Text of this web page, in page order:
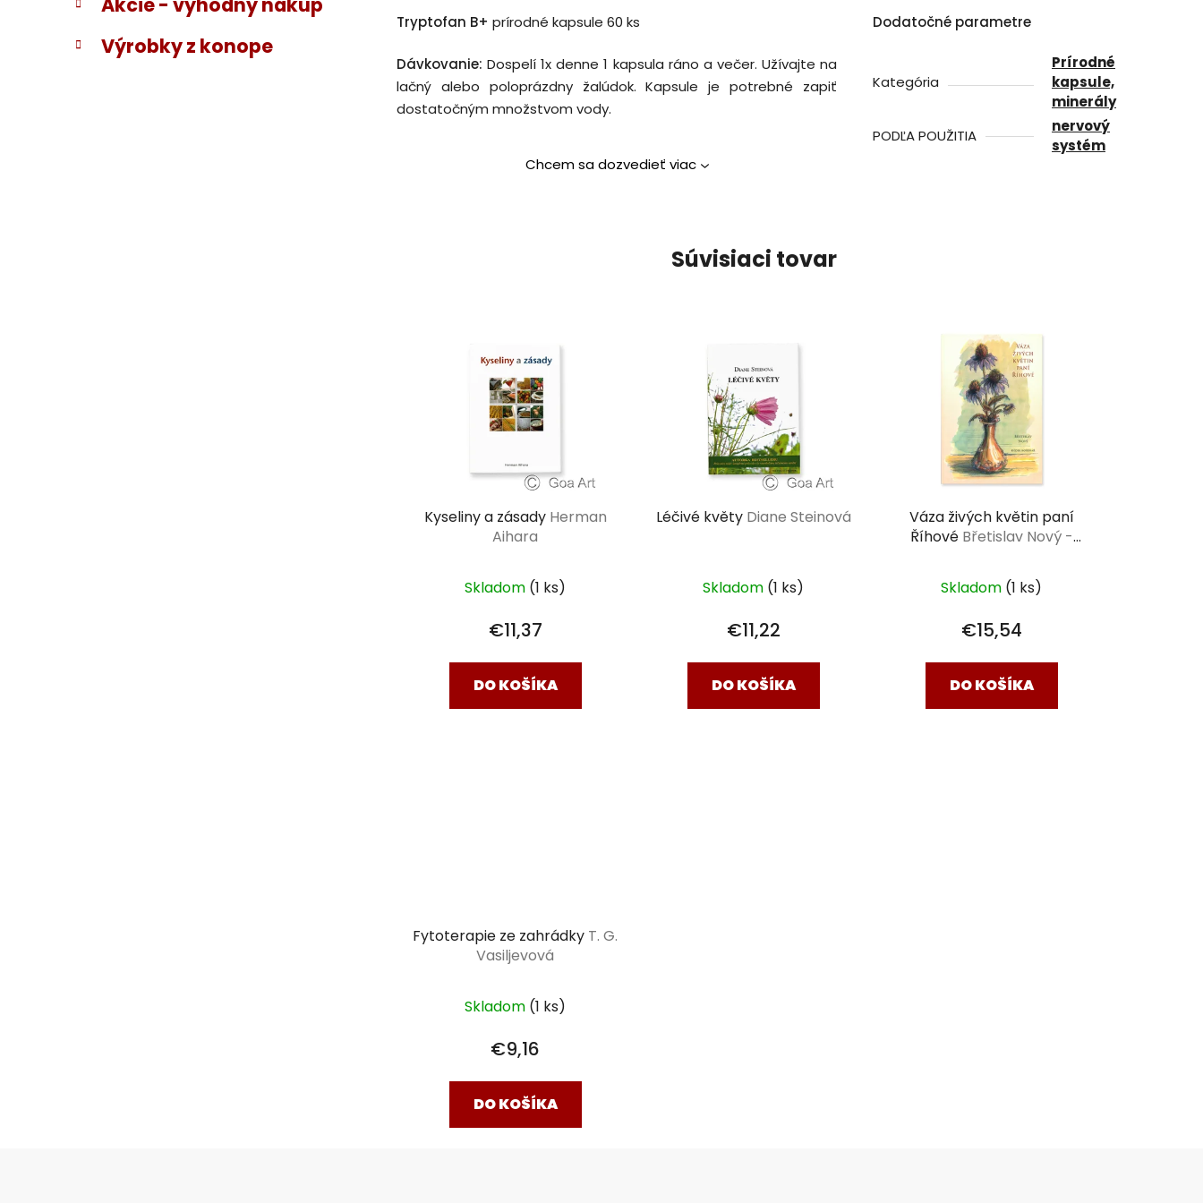
Akcie - výhodný nákup
Výrobky z konope
Tryptofan B+ prírodné kapsule 60 ks
Dávkovanie:Dospelí 1x denne 1 kapsula ráno a večer. Užívajte na
lačný alebo poloprázdny žalúdok.Kapsule je potrebné zapiť
dostatočným množstvom vody.
Chcem sa dozvedieť viac
Dodatočné parametre
Kategória
Prírodné
kapsule,
minerály
PODĽA POUŽITIA
nervový
systém
Súvisiaci tovar
Kyseliny a zásady Herman
Aihara
Skladom (1 ks)
€11,37
DO KOŠÍKA
Léčivé květy Diane Steinová
Skladom (1 ks)
€11,22
DO KOŠÍKA
Váza živých květin paní
Říhové Břetislav Nový -
Skladom (1 ks)
€15,54
DO KOŠÍKA
Fytoterapie ze zahrádky T. G.
Vasiljevová
Skladom (1 ks)
€9,16
DO KOŠÍKA